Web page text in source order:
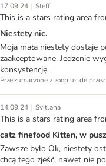
17.09.24 | Steff
This is a stars rating area
Niestety nic.
Moja mała niestety dostaje
zaakceptowane. Jedzenie
konsystencję.
Przetłumaczone z zooplus.de
14.09.24 | Svitlana
This is a stars rating area
catz finefood Kitten, w
Zawsze było Ok, niestety
chcą tego zjeść, nawet nie